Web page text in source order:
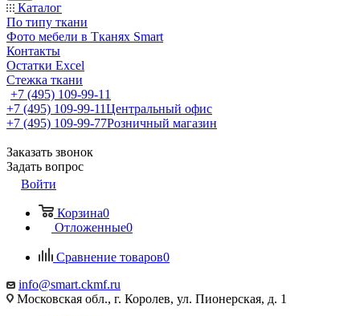
Каталог
По типу ткани
Фото мебели в Тканях Smart
Контакты
Остатки Excel
Стежка ткани
+7 (495) 109-99-11
+7 (495) 109-99-11Центральный офис
+7 (495) 109-99-77Розничный магазин
Заказать звонок
Задать вопрос
Войти
Корзина0
Отложенные0
Сравнение товаров0
info@smart.ckmf.ru
Московская обл., г. Королев, ул. Пионерская, д. 1